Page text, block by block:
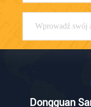
Dongguan